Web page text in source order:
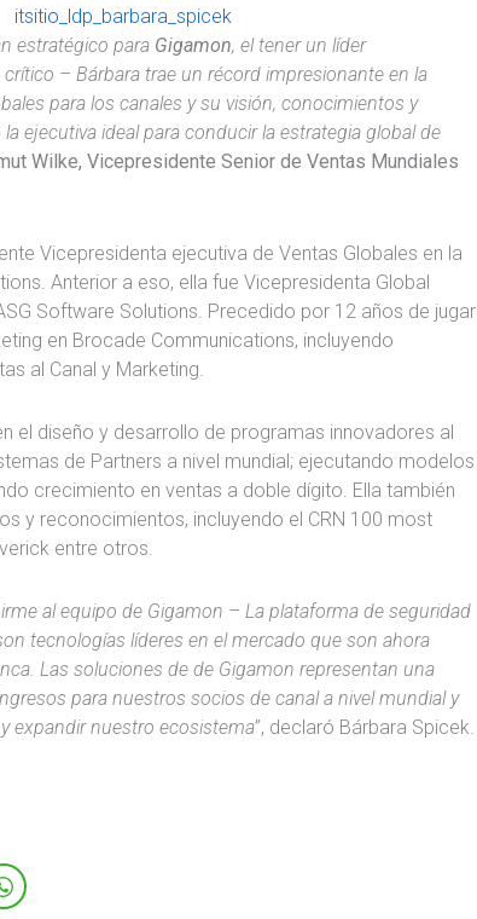
estratégico para Gigamon, el tener un líder
– Bárbara trae un récord impresionante en la
para los canales y su visión, conocimientos y
ejecutiva ideal para conducir la estrategia global de
Wilke, Vicepresidente Senior de Ventas Mundiales
Vicepresidenta ejecutiva de Ventas Globales en la
Anterior a eso, ella fue Vicepresidenta Global
Software Solutions. Precedido por 12 años de jugar
en Brocade Communications, incluyendo
al Canal y Marketing.
el diseño y desarrollo de programas innovadores al
de Partners a nivel mundial; ejecutando modelos
crecimiento en ventas a doble dígito. Ella también
y reconocimientos, incluyendo el CRN 100 most
entre otros.
al equipo de Gigamon – La plataforma de seguridad
tecnologías líderes en el mercado que son ahora
Las soluciones de de Gigamon representan una
para nuestros socios de canal a nivel mundial y
expandir nuestro ecosistema”, declaró Bárbara Spicek.